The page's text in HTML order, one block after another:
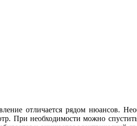
отличается рядом нюансов.
При необходимости можно